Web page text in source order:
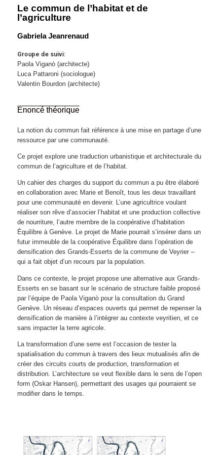
Le commun de l’habitat et de
l’agriculture
Gabriela Jeanrenaud
Groupe de suivi:
Paola Viganò (architecte)
Luca Pattaroni (sociologue)
Valentin Bourdon (architecte)
Énoncé théorique
La notion du commun fait référence à une mise en partage d’une
ressource par une communauté.
Ce projet explore une traduction urbanistique et architecturale du
commun de l’agriculture et de l’habitat.
Un cahier des charges du support du commun a pu être élaboré
en collaboration avec Marie et Benoît, tous les deux travaillant
pour une communauté en devenir. L’une agricultrice voulant
réaliser son rêve d’associer l’habitat et une production collective
de nourriture, l’autre membre de la coopérative d’habitation
Équilibre à Genève. Le projet de Marie pourrait s’insérer dans un
futur immeuble de la coopérative Équilibre dans l’opération de
densification des Grands-Esserts de la commune de Veyrier –
qui a fait objet d’un recours par la population.
Dans ce contexte, le projet propose une alternative aux Grands-
Esserts en se basant sur le scénario de structure faible proposé
par l’équipe de Paola Viganò pour la consultation du Grand
Genève. Un réseau d’espaces ouverts qui permet de repenser la
densification de manière à l’intégrer au contexte veyritien, et ce
sans impacter la terre agricole.
La transformation d’une serre est l’occasion de tester la
spatialisation du commun à travers des lieux mutualisés afin de
créer des circuits courts de production, transformation et
distribution. L’architecture se veut flexible dans le sens de l’open
form (Oskar Hansen), permettant des usages qui pourraient se
modifier dans le temps.